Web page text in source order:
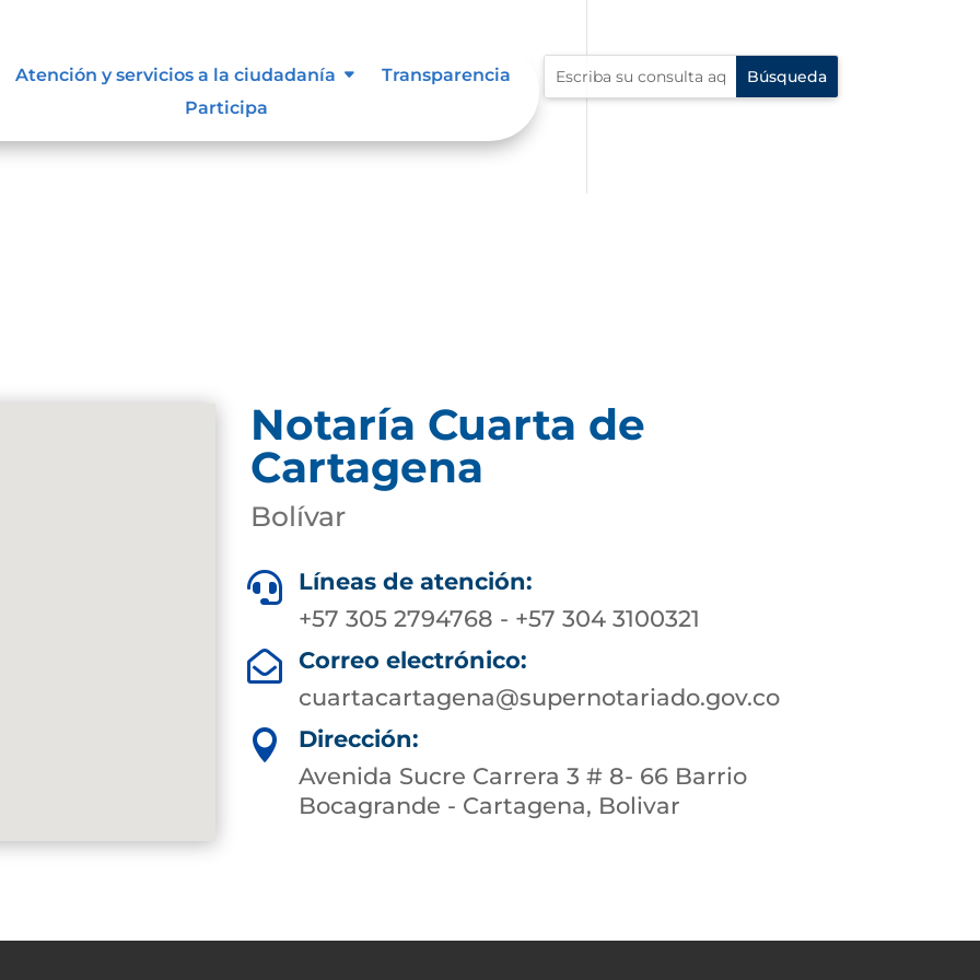
Atención y servicios a la ciudadanía
Transparencia
Participa
manuales
Notaría Cuarta de
Cartagena
Bolívar

Líneas de atención:
+57 305 2794768 - +57 304 3100321

Correo electrónico:
cuartacartagena@supernotariado.gov.co

Dirección:
Avenida Sucre Carrera 3 # 8- 66 Barrio
Bocagrande - Cartagena, Bolivar